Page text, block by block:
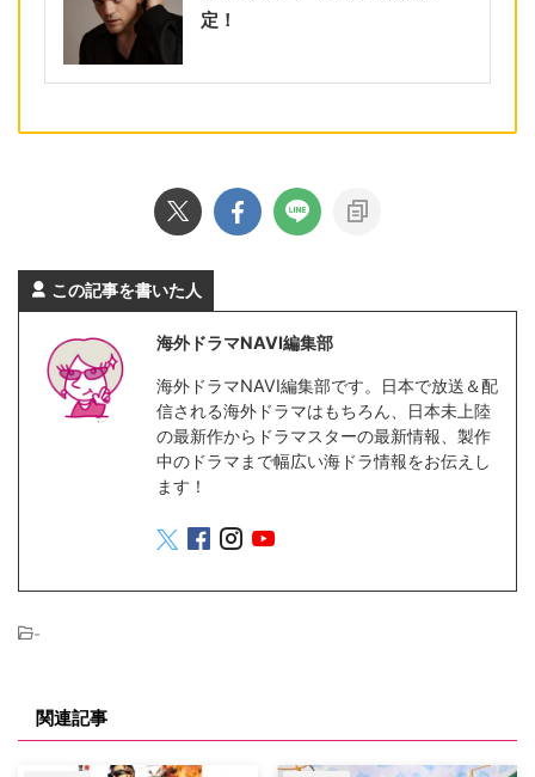
定！
この記事を書いた人
海外ドラマNAVI編集部
海外ドラマNAVI編集部です。日本で放送＆配
信される海外ドラマはもちろん、日本未上陸
の最新作からドラマスターの最新情報、製作
中のドラマまで幅広い海ドラ情報をお伝えし
ます！
-
関連記事